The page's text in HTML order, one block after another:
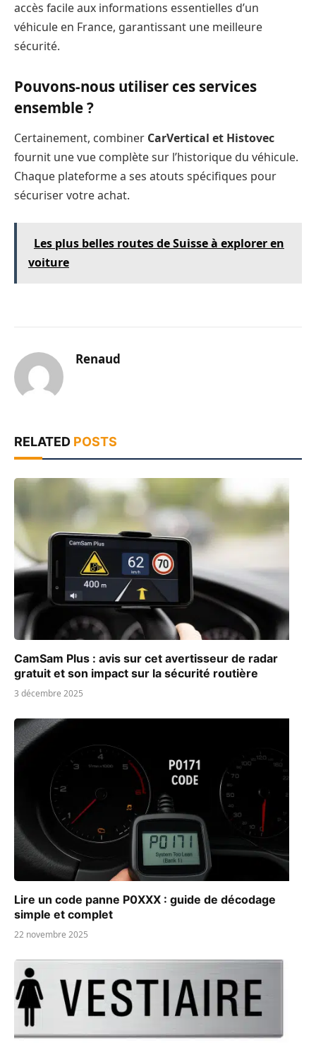
accès facile aux informations essentielles d’un
véhicule en France, garantissant une meilleure
sécurité.
Pouvons-nous utiliser ces services
ensemble ?
Certainement, combiner CarVertical et Histovec
fournit une vue complète sur l’historique du véhicule.
Chaque plateforme a ses atouts spécifiques pour
sécuriser votre achat.
Les plus belles routes de Suisse à explorer en
voiture
Renaud
RELATED POSTS
CamSam Plus : avis sur cet avertisseur de radar
gratuit et son impact sur la sécurité routière
3 décembre 2025
Lire un code panne P0XXX : guide de décodage
simple et complet
22 novembre 2025